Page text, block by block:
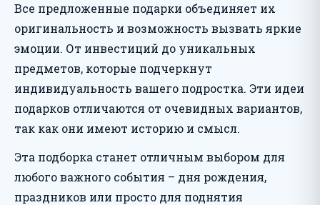
Все предложенные подарки объединяет их
оригинальность и возможность вызвать яркие
эмоции. От инвестиций до уникальных
предметов, которые подчеркнут
индивидуальность вашего подростка. Эти идеи
подарков отличаются от очевидных вариантов,
так как они имеют историю и смысл.
Эта подборка станет отличным выбором для
любого важного события – дня рождения,
праздников или просто для поднятия